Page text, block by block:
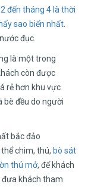
đến tháng 4 là thời
sao biển nhất
đục.
là một trong
còn được
rẻ hơn khu vực
bè đều do người
bắc đảo
thể chim, thú, bò sát
thú mở, để khách
đưa khách tham